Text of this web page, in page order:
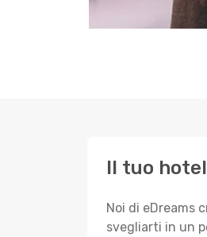
Il tuo
Noi di eDreams
svegliarti in un